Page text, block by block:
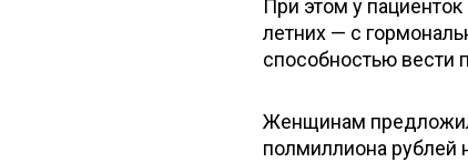
При этом у
летних — с
способностью вести
Женщинам
полмиллиона рублей